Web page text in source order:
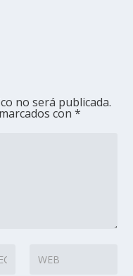
no será publicada.
con*